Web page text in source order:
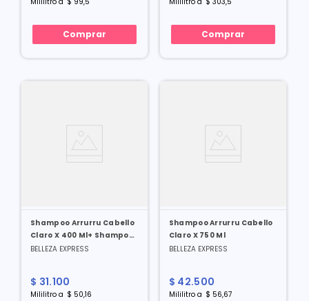
Comprar Comprar
Shampoo Arrurru Cabello
Claro X 400 Ml+ Shampoo
Arrurru Cabello Claro X
BELLEZA EXPRESS
$ 31.100
Mililitro a $ 50,16
Shampoo Arrurru Cabello
Claro X 750 Ml
BELLEZA EXPRESS
$ 42.500
Mililitroa $ 56,67